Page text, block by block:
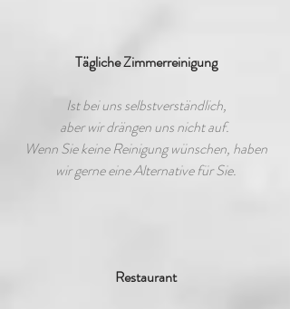
Tägliche Zimmerreinigung
Ist bei uns selbstverständlich,
aber wir drängen uns nicht auf.
Wenn Sie keine Reinigung wünschen, haben
wir gerne eine Alternative für Sie.
Restaurant